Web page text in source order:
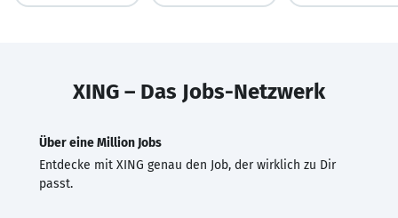
XING – Das Jobs-Netzwerk
Über eine Million Jobs
Entdecke mit XING genau den Job, der wirklich zu Dir
passt.